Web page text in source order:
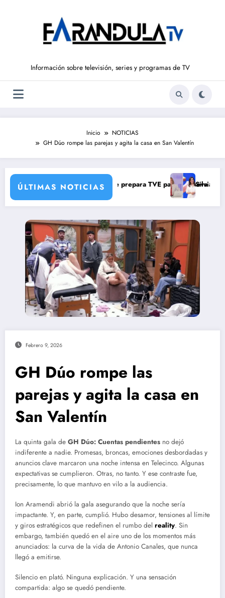
Información sobre televisión, series y programas de TV
Inicio
NOTICIAS
GH Dúo rompe las parejas y agita la casa en San Valentín
ÚLTIMAS NOTICIAS
verdad brutal
de corresponsales que prepara TVE para su nueva temporada
Silvia Intxaurrondo
Febrero 9, 2026
GH Dúo rompe las
parejas y agita la casa en
San Valentín
La quinta gala de GH Dúo: Cuentas pendientes no dejó
indiferente a nadie. Promesas, broncas, emociones desbordadas y
anuncios clave marcaron una noche intensa en Telecinco. Algunas
expectativas se cumplieron. Otras, no tanto. Y ese contraste fue,
precisamente, lo que mantuvo en vilo a la audiencia.
Ion Aramendi abrió la gala asegurando que la noche sería
impactante. Y, en parte, cumplió. Hubo desamor, tensiones al límite
y giros estratégicos que redefinen el rumbo del reality. Sin
embargo, también quedó en el aire uno de los momentos más
anunciados: la curva de la vida de Antonio Canales, que nunca
llegó a emitirse.
Silencio en plató. Ninguna explicación. Y una sensación
compartida: algo se quedó pendiente.